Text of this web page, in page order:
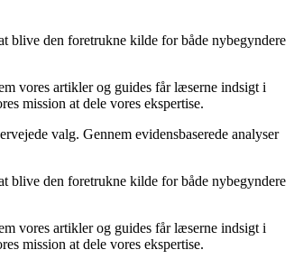
blive den foretrukne kilde for både nybegyndere
vores artikler og guides får læserne indsigt i
mission at dele vores ekspertise.
valg. Gennem evidensbaserede analyser
blive den foretrukne kilde for både nybegyndere
vores artikler og guides får læserne indsigt i
mission at dele vores ekspertise.